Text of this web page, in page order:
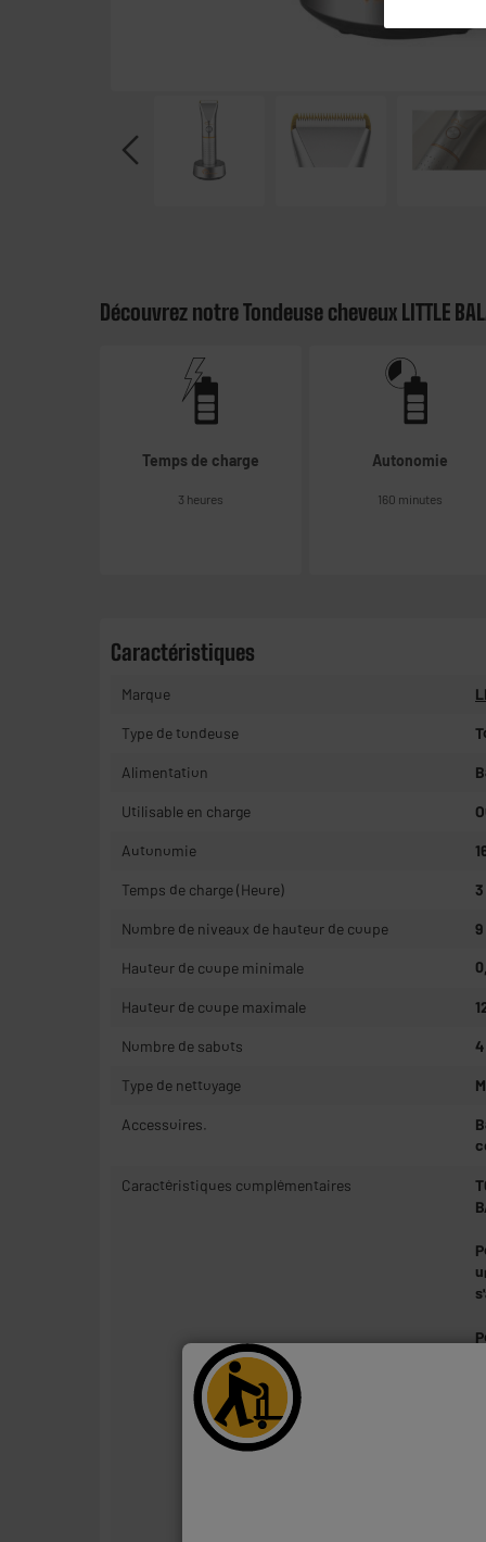
Découvrez notre Tondeuse cheveux LITTLE
Temps de charge
3 heures
Autonomie
160 minutes
Caractéristiques
Marque
Type de tondeuse
Alimentation
Utilisable en charge
Autonomie
Temps de charge (Heure) 3
Nombre de niveaux de hauteur de coupe 9
Hauteur de coupe minimale
Hauteur de coupe maximale
Nombre de sabots 4
Type de nettoyage
Accessoires.
Caractéristiques complémentaires